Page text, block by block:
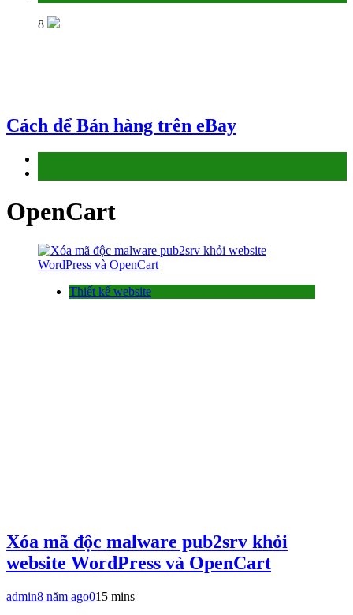
8
Cách để Bán hàng trên eBay
OpenCart
Thiết kế website
Xóa mã độc malware pub2srv khỏi
website WordPress và OpenCart
admin8 năm ago015 mins